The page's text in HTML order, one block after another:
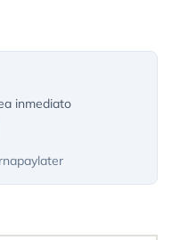
inmediato